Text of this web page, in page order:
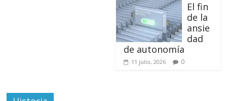
El fin
de la
ansie
dad
de autonomía
11 julio, 2026 0